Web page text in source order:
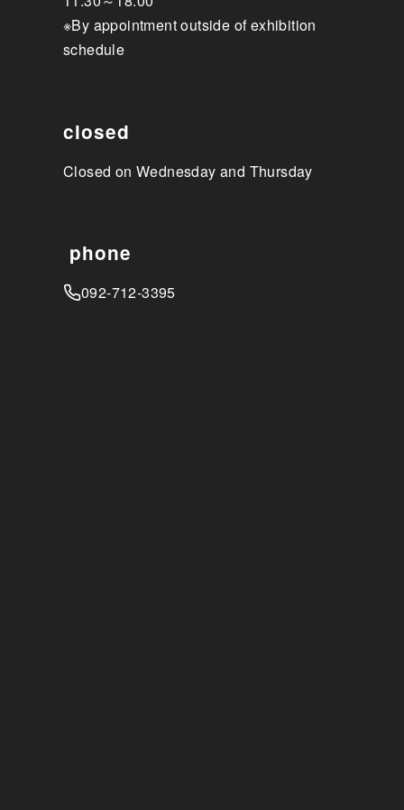
※By appointment outside of exhibition
schedule
closed
Closed on Wednesday and Thursday
phone
092-712-3395